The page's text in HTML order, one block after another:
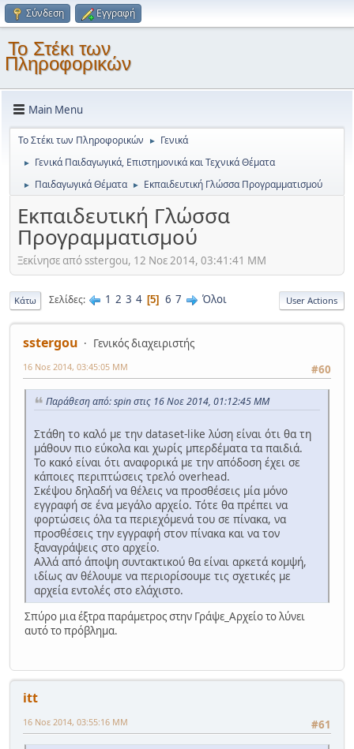
Σύνδεση Εγγραφή
Το Στέκι των
Πληροφορικών
Main Menu
Το Στέκι των Πληροφορικών ► Γενικά
► Γενικά Παιδαγωγικά, Επιστημονικά και Τεχνικά Θέματα
► Παιδαγωγικά Θέματα ► Εκπαιδευτική Γλώσσα Προγραμματισμού
Εκπαιδευτική Γλώσσα
Προγραμματισμού
Ξεκίνησε από sstergou, 12 Νοε 2014, 03:41:41 ΜΜ
Κάτω Σελίδες 1 2 3 4 5 6 7 Όλοι User Actions
sstergou
Γενικός διαχειριστής
#60
16 Νοε 2014, 03:45:05 ΜΜ
Παράθεση από: spin στις 16 Νοε 2014, 01:12:45 ΜΜ
Στάθη το καλό με την dataset-like λύση είναι ότι θα τη
μάθουν πιο εύκολα και χωρίς μπερδέματα τα παιδιά.
Το κακό είναι ότι αναφορικά με την απόδοση έχει σε
κάποιες περιπτώσεις τρελό overhead.
Σκέψου δηλαδή να θέλεις να προσθέσεις μία μόνο
εγγραφή σε ένα μεγάλο αρχείο. Τότε θα πρέπει να
φορτώσεις όλα τα περιεχόμενά του σε πίνακα, να
προσθέσεις την εγγραφή στον πίνακα και να τον
ξαναγράψεις στο αρχείο.
Αλλά από άποψη συντακτικού θα είναι αρκετά κομψή,
ιδίως αν θέλουμε να περιορίσουμε τις σχετικές με
αρχεία εντολές στο ελάχιστο.
Σπύρο μια έξτρα παράμετρος στην Γράψε_Αρχείο το λύνει
αυτό το πρόβλημα.
itt
#61
16 Νοε 2014, 03:55:16 ΜΜ